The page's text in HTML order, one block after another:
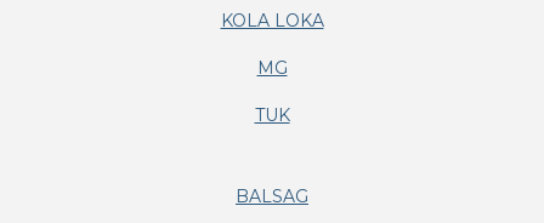
KOLA LOKA
MG
TUK
BALSAG